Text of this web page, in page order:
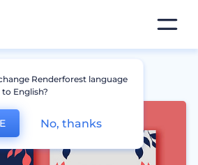
Renderforest language
to English?
No, thanks